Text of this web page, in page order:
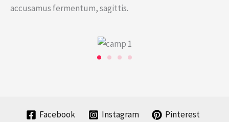
accusamus fermentum, sagittis.
Facebook Instagram
Pinterest